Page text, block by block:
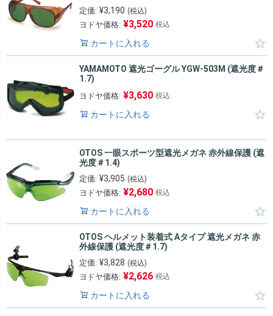
定価: ¥3,190 (税込)
ヨドヤ価格: ¥3,520 税込
カートに入れる
YAMAMOTO 遮光ゴーグル YGW-503M (遮光度＃
1.7)
ヨドヤ価格: ¥3,630 税込
カートに入れる
OTOS 一眼スポーツ型遮光メガネ 赤外線保護 (遮
光度＃1.4)
定価: ¥3,905 (税込)
ヨドヤ価格: ¥2,680 税込
カートに入れる
OTOS ヘルメット装着式 Aタイプ 遮光メガネ 赤
外線保護 (遮光度＃1.7)
定価: ¥3,828 (税込)
ヨドヤ価格: ¥2,626 税込
カートに入れる